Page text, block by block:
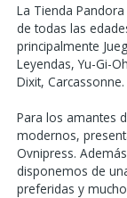
La Tienda
de todas las
principalmente
Leyendas, Yu-Gi-
Dixit, Carcassonne.
Para los amantes
modernos,
Ovnipress.
disponemos de
preferidas y